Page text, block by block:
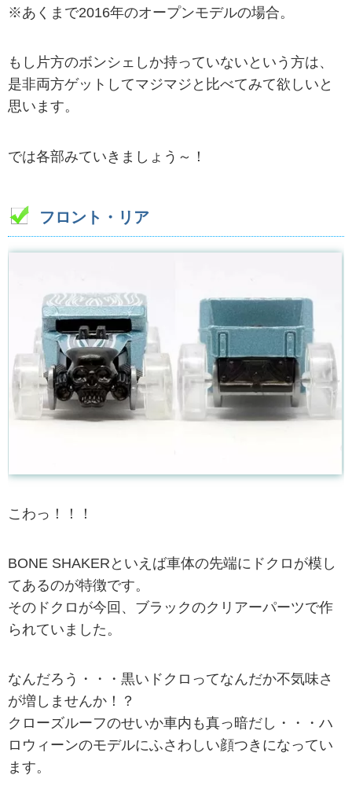
※あくまで2016年のオープンモデルの場合。
もし片方のボンシェしか持っていないという方は、
是非両方ゲットしてマジマジと比べてみて欲しいと
思います。
では各部みていきましょう～！
フロント・リア
こわっ！！！
BONE SHAKERといえば車体の先端にドクロが模し
てあるのが特徴です。
そのドクロが今回、ブラックのクリアーパーツで作
られていました。
なんだろう・・・黒いドクロってなんだか不気味さ
が増しませんか！？
クローズルーフのせいか車内も真っ暗だし・・・ハ
ロウィーンのモデルにふさわしい顔つきになってい
ます。